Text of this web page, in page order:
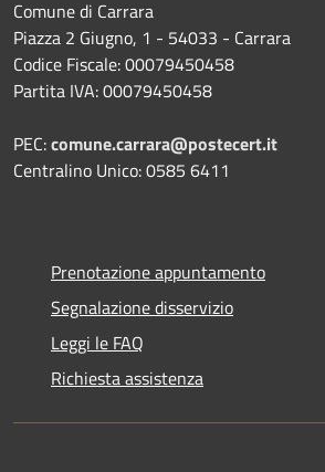
Comune di Carrara
Piazza 2 Giugno, 1 - 54033 - Carrara
Codice Fiscale: 00079450458
Partita IVA: 00079450458
PEC:comune.carrara@postecert.it
Centralino Unico: 0585 6411
Prenotazione appuntamento
Segnalazione disservizio
Leggi le FAQ
Richiesta assistenza